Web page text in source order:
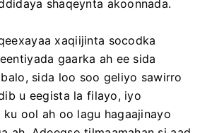
shaqeynta akoonnada.
xaqiijinta socodka
gaarka ah ee sida
sida loo soo geliyo sawirro
u eegista la filayo, iyo
ool ah oo lagu hagaajinayo